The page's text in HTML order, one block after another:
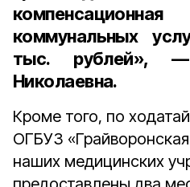
коммунальных
тыс. рублей», —
Николаевна.
Кроме того, по
ОГБУЗ
наших медицинских